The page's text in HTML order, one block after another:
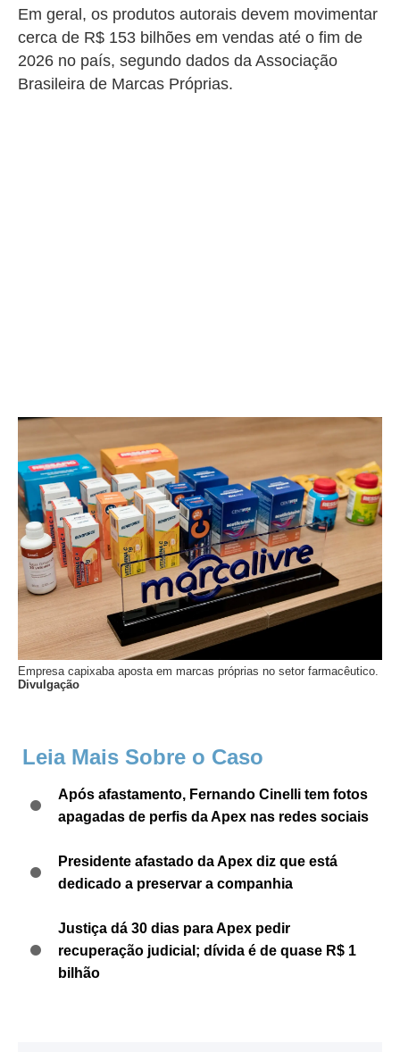
Em geral, os produtos autorais devem movimentar
cerca de R$ 153 bilhões em vendas até o fim de
2026 no país, segundo dados da Associação
Brasileira de Marcas Próprias.
Empresa capixaba aposta em marcas próprias no setor farmacêutico.
Divulgação
Leia Mais Sobre o Caso
Após afastamento, Fernando Cinelli tem fotos
apagadas de perfis da Apex nas redes sociais
Presidente afastado da Apex diz que está
dedicado a preservar a companhia
Justiça dá 30 dias para Apex pedir
recuperação judicial; dívida é de quase R$ 1
bilhão